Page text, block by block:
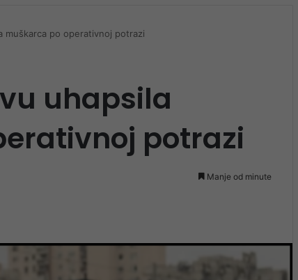
muškarca po operativnoj potrazi
uhapsila
potrazi
Manje od minute